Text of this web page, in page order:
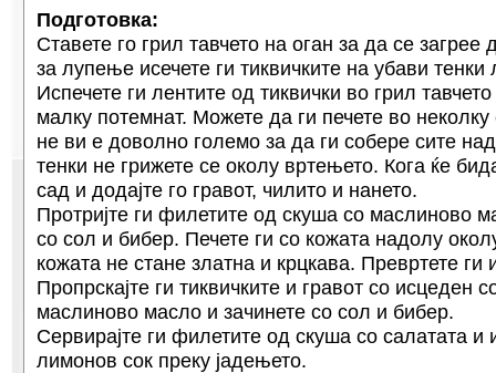
Подготовка:
Ставете го грил тавчето на оган за да се загрее
за лупење исечете ги тиквичките на убави тенки
Испечете ги лентите од тиквички во грил
малку потемнат. Можете да ги печете во неколку
не ви е доволно големо за да ги собере сите
тенки не грижете се околу вртењето. Кога ќе
сад и додајте го гравот, чилито и нането.
Протријте ги филетите од скуша со маслиново
со сол и бибер. Печете ги со кожата надолу
кожата не стане златна и крцкава. Превртете ги
Пропрскајте ги тиквичките и гравот со исцеден
маслиново масло и зачинете со сол и бибер.
Сервирајте ги филетите од скуша со салатата и
лимонов сок преку јадењето.